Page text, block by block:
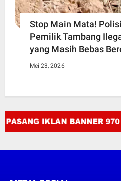
Stop Main Mata!
Pemilik Tambang
yang Masih Bebas
Mei 23, 2026